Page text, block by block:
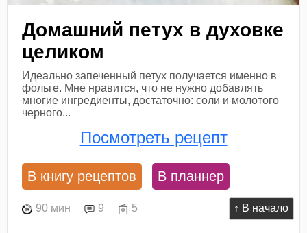
↑ В начало
Домашний петух в духовке
целиком
Идеально запеченный петух получается именно в
фольге. Мне нравится, что не нужно добавлять
многие ингредиенты, достаточно: соли и молотого
черного...
Посмотреть рецепт
В книгу рецептов В планнер
90 мин 9 5